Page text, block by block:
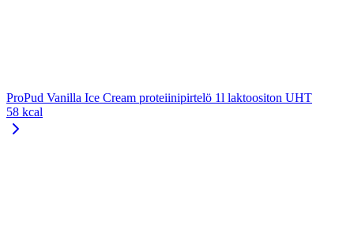
ProPud Vanilla Ice Cream proteiinipirtelö 1l laktoositon UHT
58 kcal